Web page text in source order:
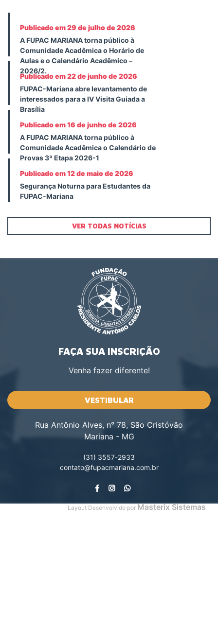
Publicado em 29 de julho de 2026
A FUPAC MARIANA torna público à
Comunidade Acadêmica o Horário de
Aulas e o Calendário Acadêmico –
2026/2.
Publicado em 22 de junho de 2026
FUPAC-Mariana abre levantamento de
interessados para a IV Visita Guiada a
Brasília
Publicado em 16 de junho de 2026
A FUPAC MARIANA torna público à
Comunidade Acadêmica o Calendário de
Provas 3ª Etapa 2026-1
Publicado em 12 de maio de 2026
Segurança Noturna para Estudantes da
FUPAC-Mariana
VER TODAS NOTÍCIAS
FAÇA SUA INSCRIÇÃO
Venha fazer diferente!
VESTIBULAR
Rua Antônio Alves, n° 78, São Cristóvão
Mariana - MG
(31) 3557-2933
contato@fupacmariana.com.br
Layout Desenvolvido por Masterix Sistemas